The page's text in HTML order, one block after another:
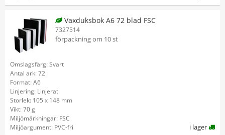
Vaxduksbok A6 72 blad FSC
7327514
förpackning om 10 st
Omslagsfärg: Svart
Antal ark: 72
Format: A6
Linjering: Linjerat
Storlek: 105 x 148 mm
Vikt: 70 g
Miljömärkningar: FSC
Miljöargument: PVC-fri
i lager